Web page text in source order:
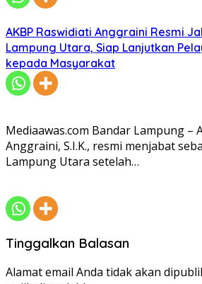
AKBP Raswidiati Anggraini Resmi
Lampung Utara, Siap Lanjutkan
kepada Masyarakat
Mediaawas.com Bandar Lampung –
Anggraini, S.I.K., resmi menjabat
Lampung Utara setelah…
Tinggalkan Balasan
Alamat email Anda tidak akan